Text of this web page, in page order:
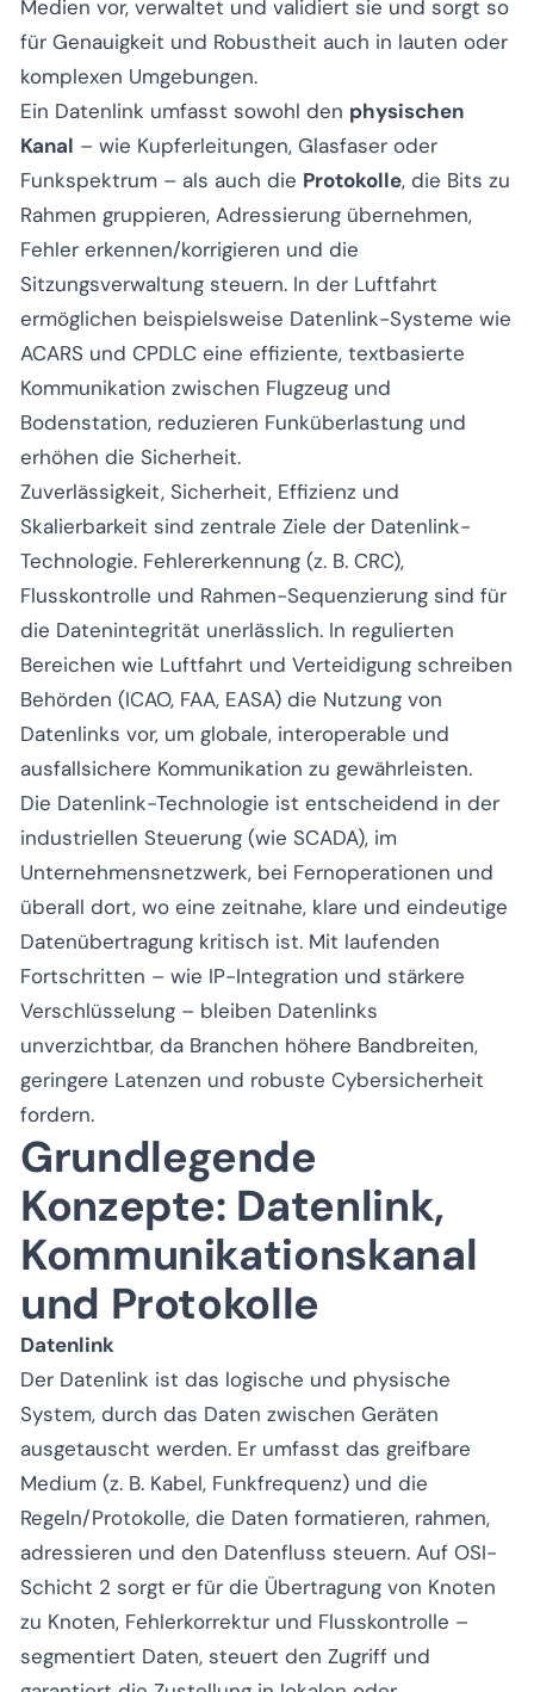
Medien vor, verwaltet und validiert sie und sorgt so
für Genauigkeit und Robustheit auch in lauten oder
komplexen Umgebungen.
Ein Datenlink umfasst sowohl den physischen
Kanal – wie Kupferleitungen, Glasfaser oder
Funkspektrum – als auch die Protokolle, die Bits zu
Rahmen gruppieren, Adressierung übernehmen,
Fehler erkennen/korrigieren und die
Sitzungsverwaltung steuern. In der Luftfahrt
ermöglichen beispielsweise Datenlink-Systeme wie
ACARS und CPDLC eine effiziente, textbasierte
Kommunikation zwischen Flugzeug und
Bodenstation, reduzieren Funküberlastung und
erhöhen die Sicherheit.
Zuverlässigkeit, Sicherheit, Effizienz und
Skalierbarkeit sind zentrale Ziele der Datenlink-
Technologie. Fehlererkennung (z. B. CRC),
Flusskontrolle und Rahmen-Sequenzierung sind für
die Datenintegrität unerlässlich. In regulierten
Bereichen wie Luftfahrt und Verteidigung schreiben
Behörden (ICAO, FAA, EASA) die Nutzung von
Datenlinks vor, um globale, interoperable und
ausfallsichere Kommunikation zu gewährleisten.
Die Datenlink-Technologie ist entscheidend in der
industriellen Steuerung (wie SCADA), im
Unternehmensnetzwerk, bei Fernoperationen und
überall dort, wo eine zeitnahe, klare und eindeutige
Datenübertragung kritisch ist. Mit laufenden
Fortschritten – wie IP-Integration und stärkere
Verschlüsselung – bleiben Datenlinks
unverzichtbar, da Branchen höhere Bandbreiten,
geringere Latenzen und robuste Cybersicherheit
fordern.
Grundlegende
Konzepte: Datenlink,
Kommunikationskanal
und Protokolle
Datenlink
Der Datenlink ist das logische und physische
System, durch das Daten zwischen Geräten
ausgetauscht werden. Er umfasst das greifbare
Medium (z. B. Kabel, Funkfrequenz) und die
Regeln/Protokolle, die Daten formatieren, rahmen,
adressieren und den Datenfluss steuern. Auf OSI-
Schicht 2 sorgt er für die Übertragung von Knoten
zu Knoten, Fehlerkorrektur und Flusskontrolle –
segmentiert Daten, steuert den Zugriff und